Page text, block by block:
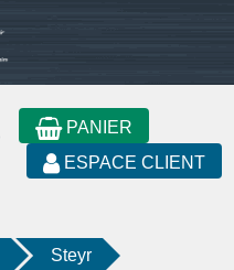
PANIER
ESPACE CLIENT
Steyr